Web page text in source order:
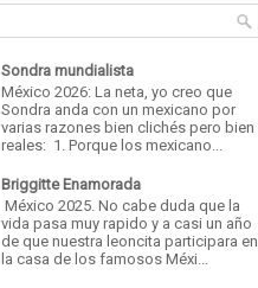
Sondra mundialista
México 2026: La neta, yo creo que
Sondra anda con un mexicano por
varias razones bien clichés pero bien
reales: 1. Porque los mexicano...
Briggitte Enamorada
México 2025. No cabe duda que la
vida pasa muy rapido y a casi un año
de que nuestra leoncita participara en
la casa de los famosos Méxi...